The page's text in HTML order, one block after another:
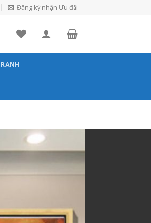
Đăng ký nhận Ưu đãi